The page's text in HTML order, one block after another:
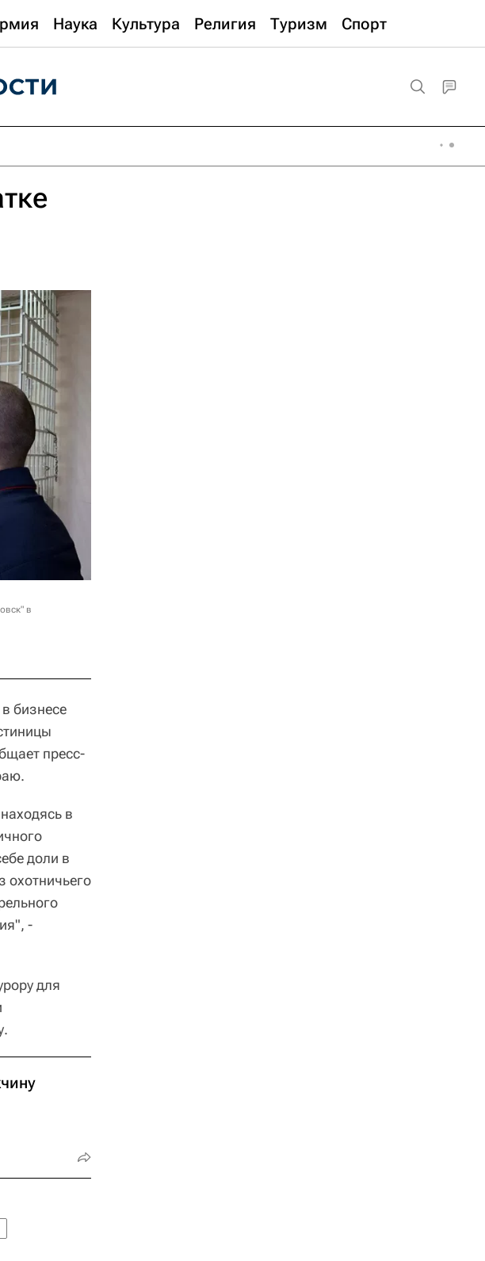
Наука Культура Религия Туризм Спорт
в
бизнесе
пресс-
в
доли в
охотничьего
-
для